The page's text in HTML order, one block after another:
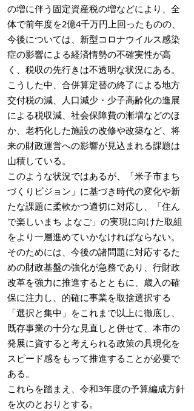
の増に伴う固定資産税の増などにより、全
体で前年度を2億4千万円上回ったものの、
今後については、新型コロナウイルス感染
症の影響による経済情勢の不確実性が高
く、税収の先行きは不透明な状況にある。
こうした中、合併算定替の終了による地方
交付税の減、人口減少・少子高齢化の進展
による税収減、社会保障費の漸増などのほ
か、老朽化した施設の改修や改築など、将
来の財政運営への影響が見込まれる課題は
山積している。
このような状況ではあるが、「米子市まち
づくりビジョン」に基づき時代の変化や新
たな課題に柔軟かつ適切に対応し、「住ん
で楽しいまち よなご」の実現に向けた取組
をより一層進めていかなければならない。
そのためには、今後の諸問題に対応するた
めの財政基盤の強化が急務であり、行財政
改革を強力に推進するとともに、歳入の確
保に注力し、的確に事業を取捨選択する
「選択と集中」をこれまで以上に徹底し、
既存事業の十分な見直しと併せて、本市の
発展に資すると考えられる政策の具現化を
スピード感をもって推進することが必要で
ある。
これらを踏まえ、令和3年度の予算編成方針
を次のとおりとする。